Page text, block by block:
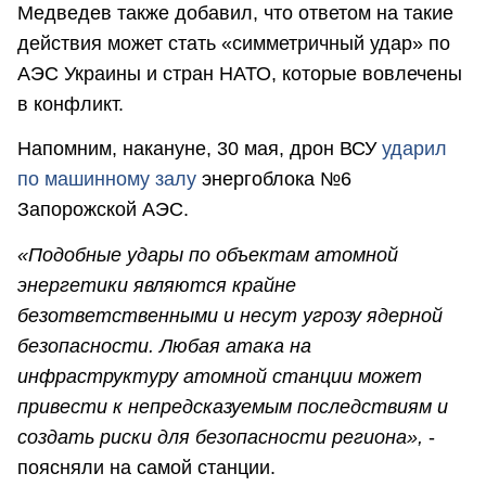
Медведев также добавил, что ответом на такие
действия может стать «симметричный удар» по
АЭС Украины и стран НАТО, которые вовлечены
в конфликт.
Напомним, накануне, 30 мая, дрон ВСУ ударил
по машинному залу энергоблока №6
Запорожской АЭС.
«Подобные удары по объектам атомной
энергетики являются крайне
безответственными и несут угрозу ядерной
безопасности. Любая атака на
инфраструктуру атомной станции может
привести к непредсказуемым последствиям и
создать риски для безопасности региона», -
поясняли на самой станции.